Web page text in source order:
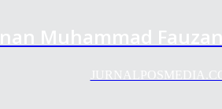
Muhammad